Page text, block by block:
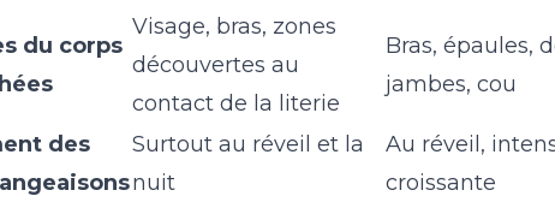
du corps
Visage, bras, zones
découvertes au
contact de la literie
Bras, épaules,
jambes, cou
des
Surtout au réveil et la
nuit
Au réveil,
croissante